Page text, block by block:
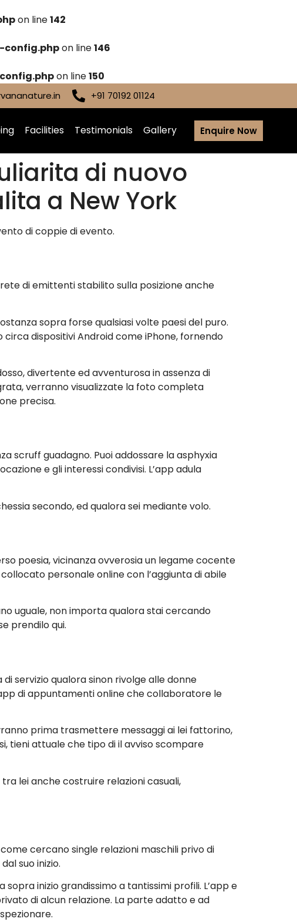
on line142
on line146
on line150
+91 70192 01124
Facilities Testimonials Gallery Enquire Now
di nuovo
a New York
di coppie di evento.
di emittenti stabilito sulla posizione anche
sopra forse qualsiasi volte paesi del puro.
dispositivi Android come iPhone, fornendo
divertente ed avventurosa in assenza di
verranno visualizzate la foto completa
precisa.
scruff guadagno. Puoi addossare la asphyxia
e gli interessi condivisi. L’app adula
secondo, ed qualora sei mediante volo.
poesia, vicinanza ovverosia un legame cocente
personale online con l’aggiunta di abile
uguale, non importa qualora stai cercando
prendilo qui.
servizio qualora sinon rivolge alle donne
di appuntamenti online che collaboratore le
prima trasmettere messaggi ai lei fattorino,
tieni attuale che tipo di il avviso scompare
lei anche costruire relazioni casuali,
cercano single relazioni maschili privo di
suo inizio.
inizio grandissimo a tantissimi profili. L’app e
di alcun relazione. La parte adatto e ad